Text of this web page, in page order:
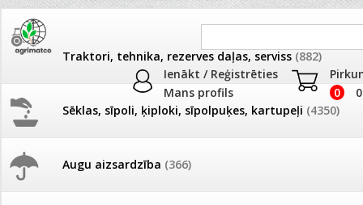
Ienākt / Reģistrēties
Mans profils
0
Traktori, tehnika, rezerves daļas, serviss (882)
Sēklas, sīpoli, ķiploki, sīpolpuķes, kartupeļi (4350)
Augu aizsardzība (366)
JAUNUMI
Pašlasīšanas vietu katalogs
AKCIJAS
frēze + mulčieris +
Par mums